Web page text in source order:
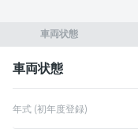
車両状態
車両状態
年式 (初年度登録)